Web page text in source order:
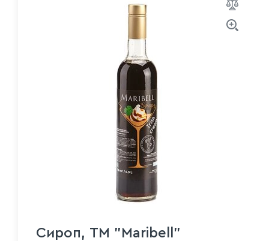
Сироп, ТМ "Maribell"